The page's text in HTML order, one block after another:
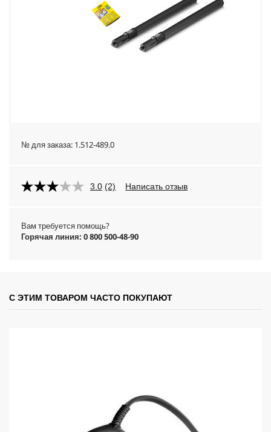
№ для заказа: 1.512-489.0
3.0 (2) Написать отзыв
Вам требуется помощь?
Горячая линия: 0 800 500-48-90
С ЭТИМ ТОВАРОМ ЧАСТО ПОКУПАЮТ